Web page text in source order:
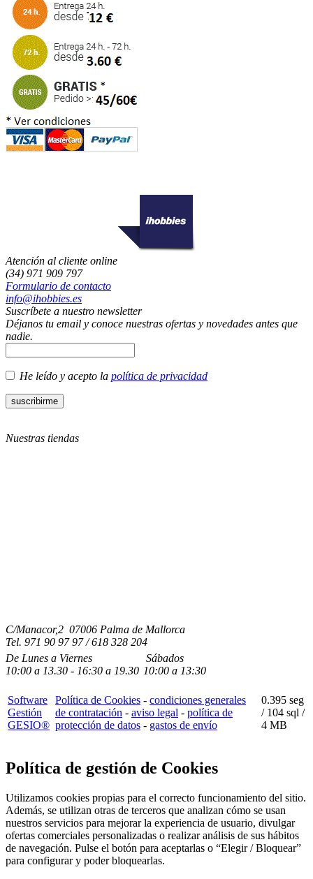
Atención al cliente online
(34) 971 909 797
Formulario de contacto
info@ihobbies.es
Suscríbete a nuestro newsletter
Déjanos tu email y conoce nuestras ofertas y novedades antes que
nadie.
He leído y acepto la política de privacidad
Nuestras tiendas
C/Manacor,2 07006 Palma de Mallorca
Tel. 971 90 97 97 / 618 328 204
De Lunes a Viernes
10:00 a 13.30 - 16:30 a 19.30
Sábados
10:00 a 13:30
Software
Gestión
GESIO®
Política de Cookies - condiciones generales
de contratación - aviso legal - política de
protección de datos - gastos de envío
0.395 seg
/ 104 sql /
4 MB
Política de gestión de Cookies
Utilizamos cookies propias para el correcto funcionamiento del sitio.
Además, se utilizan otras de terceros que analizan cómo se usan
nuestros servicios para mejorar la experiencia de usuario, divulgar
ofertas comerciales personalizadas o realizar análisis de sus hábitos
de navegación. Pulse el botón para aceptarlas o “Elegir / Bloquear”
para configurar y poder bloquearlas.